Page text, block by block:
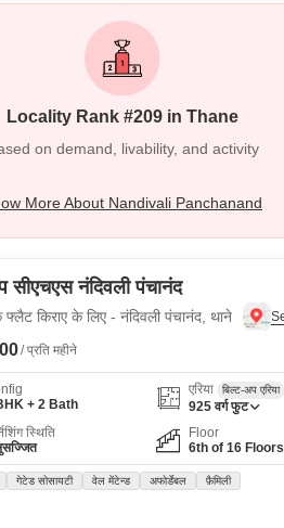
Locality Rank #209 in Thane
on demand, livability, and activity
More About Nandivali Panchanand
सीएचएस नंदिवली पंचानंद
फ्लैट किराए के लिए - नंदिवली पंचानंद, थाने
/ प्रति महीने
+ 2 Bath
एरिया बिल्ट-अप एरिया
925 वर्ग फुट
स्थिति
Floor
6th of 16 Floors
गेटेड सोसायटी वेल मेंटेन्ड अफोर्डेबल फ़ैमिली